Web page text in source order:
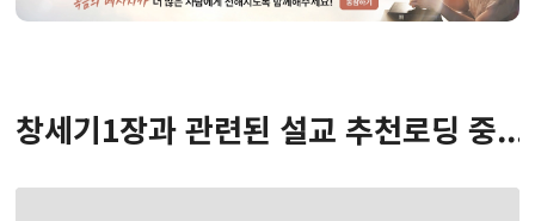
창세기1장과 관련된 설교 추천로딩 중...